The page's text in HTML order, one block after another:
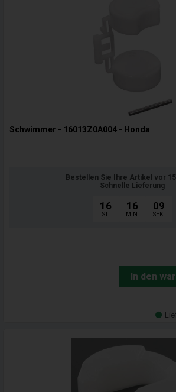
Schwimmer - 16013Z0A004 - Honda
Bestellen Sie Ihre Artikel vor
Schnelle Lieferung
16
ST.
16
MIN.
07
SEK.
In den